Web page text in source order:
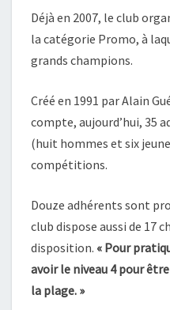
Déjà en 2007, le club
la catégorie Promo, à
grands champions.
Créé en 1991 par Alain
compte, aujourd’hui, 35
(huit hommes et six
compétitions.
Douze adhérents sont
club dispose aussi de 17
disposition. « Pour
avoir le niveau 4 pour
la plage. »